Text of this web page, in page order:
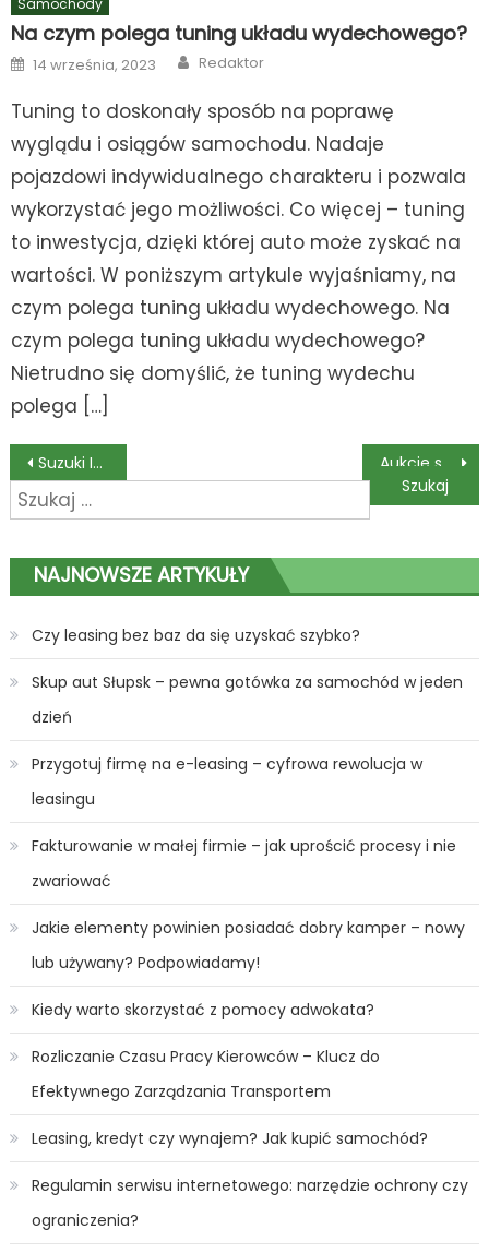
Samochody
Na czym polega tuning układu wydechowego?
Posted
on
14 września, 2023 Author
Redaktor
Tuning to doskonały sposób na poprawę
wyglądu i osiągów samochodu. Nadaje
pojazdowi indywidualnego charakteru i pozwala
wykorzystać jego możliwości. Co więcej – tuning
to inwestycja, dzięki której auto może zyskać na
wartości. W poniższym artykule wyjaśniamy, na
czym polega tuning układu wydechowego. Na
czym polega tuning układu wydechowego?
Nietrudno się domyślić, że tuning wydechu
polega […]
Nawigacja
wpisu
Suzuki Ignis – co oferuje hit sprzedaży japońskiej marki?
Szukaj:
NAJNOWSZE ARTYKUŁY
Czy leasing bez baz da się uzyskać szybko?
Skup aut Słupsk – pewna gotówka za samochód w jeden
dzień
Przygotuj firmę na e-leasing – cyfrowa rewolucja w
leasingu
Fakturowanie w małej firmie – jak uprościć procesy i nie
zwariować
Jakie elementy powinien posiadać dobry kamper – nowy
lub używany? Podpowiadamy!
Kiedy warto skorzystać z pomocy adwokata?
Rozliczanie Czasu Pracy Kierowców – Klucz do
Efektywnego Zarządzania Transportem
Leasing, kredyt czy wynajem? Jak kupić samochód?
Regulamin serwisu internetowego: narzędzie ochrony czy
ograniczenia?